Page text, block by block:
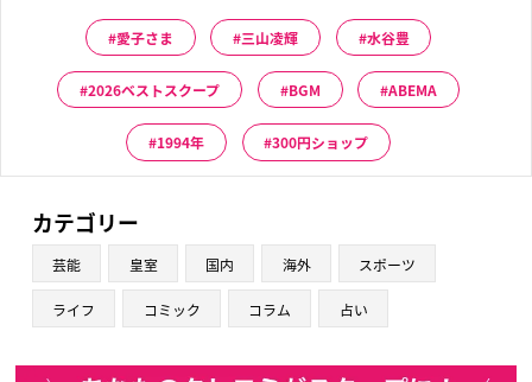
愛子さま 三山凌輝 水谷豊
2026ベストスクープ BGM ABEMA
1994年 300円ショップ
カテゴリー
芸能 皇室 国内 海外 スポーツ
ライフ コミック コラム 占い